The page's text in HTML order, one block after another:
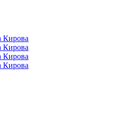
Кирова
Кирова
Кирова
Кирова